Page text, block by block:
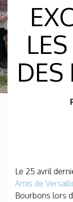
Le 25 avril
Amis de
Bourbons lors